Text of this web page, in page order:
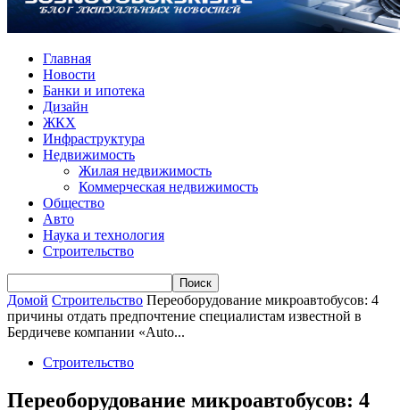
Главная
Новости
Банки и ипотека
Дизайн
ЖКХ
Инфраструктура
Недвижимость
Жилая недвижимость
Коммерческая недвижимость
Общество
Авто
Наука и технология
Строительство
Домой Строительство Переоборудование микроавтобусов: 4
причины отдать предпочтение специалистам известной в
Бердичеве компании «Auto...
Строительство
Переоборудование микроавтобусов: 4